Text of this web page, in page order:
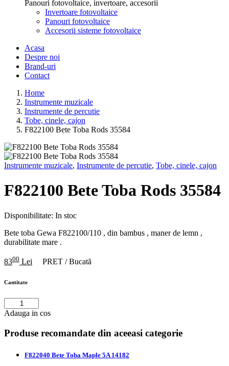
Panouri fotovoltaice, invertoare, accesorii
Invertoare fotovoltaice
Panouri fotovoltaice
Accesorii sisteme fotovoltaice
Acasa
Despre noi
Brand-uri
Contact
Home
Instrumente muzicale
Instrumente de percutie
Tobe, cinele, cajon
F822100 Bete Toba Rods 35584
Instrumente muzicale, Instrumente de percutie, Tobe, cinele, cajon
F822100 Bete Toba Rods 35584
Disponibilitate: In stoc
Bete toba Gewa F822100/110 , din bambus , maner de lemn ,
durabilitate mare .
8300 Lei PRET / Bucată
Cantitate
Adauga in cos
Produse recomandate din aceeasi categorie
F822040 Bete Toba Maple 5A 14182